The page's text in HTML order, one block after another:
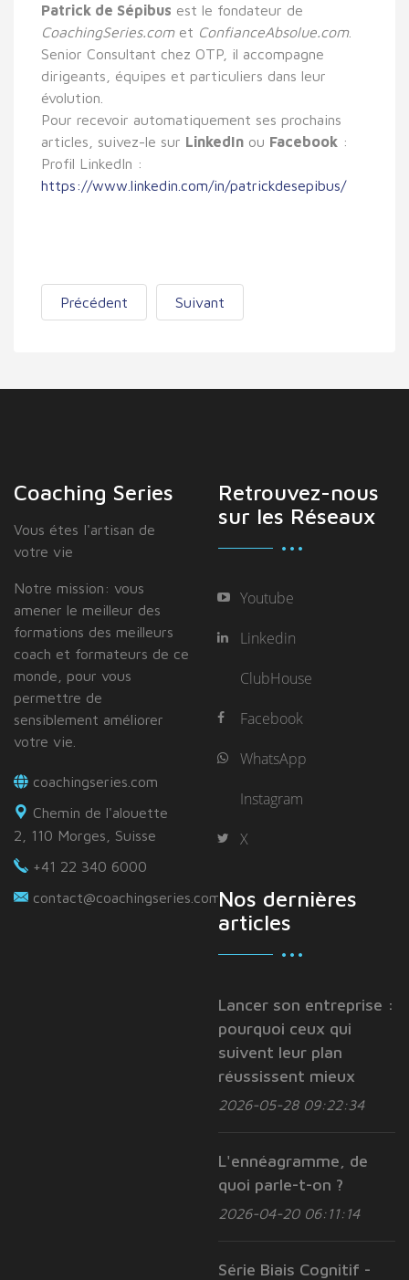
Patrick de Sépibus est le fondateur de
CoachingSeries.comet ConfianceAbsolue.com.
Senior Consultant chez OTP, il accompagne
dirigeants, équipes et particuliers dans leur
évolution.
Pour recevoir automatiquement ses prochains
articles, suivez-le sur LinkedIn ou Facebook :
Profil LinkedIn :
https://www.linkedin.com/in/patrickdesepibus/
Précédent Suivant
Coaching Series
Vous étes I'artisan de
votre vie
Notre mission: vous
amener le meilleur des
formations des meilleurs
coach et formateurs de ce
monde, pour vous
permettre de
sensiblement améliorer
votre vie.
coachingseries.com
Chemin de l'alouette
2, 110 Morges, Suisse
+41 22 340 6000
contact@coachingseries.com
Retrouvez-nous
sur les Réseaux
Youtube
Linkedin
ClubHouse
Facebook
WhatsApp
Instagram
X
Nos dernières
articles
Lancer son entreprise :
pourquoi ceux qui
suivent leur plan
réussissent mieux
2026-05-28 09:22:34
L'ennéagramme, de
quoi parle-t-on ?
2026-04-20 06:11:14
Série Biais Cognitif -